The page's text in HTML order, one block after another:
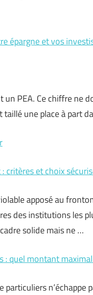
épargne et vos
PEA. Ce chiffre ne
taillé une place à part
critères et choix
apposé au
des institutions les
solide mais ne …
: quel montant
n’échappe